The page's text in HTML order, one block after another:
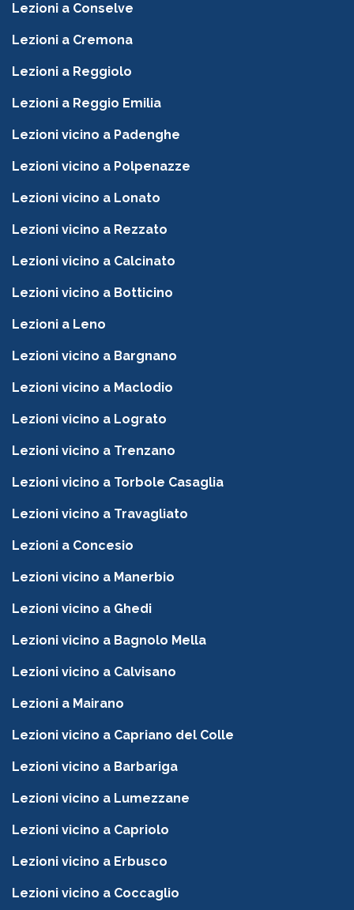
Lezioni a Conselve
Lezioni a Cremona
Lezioni a Reggiolo
Lezioni a Reggio Emilia
Lezioni vicino a Padenghe
Lezioni vicino a Polpenazze
Lezioni vicino a Lonato
Lezioni vicino a Rezzato
Lezioni vicino a Calcinato
Lezioni vicino a Botticino
Lezioni a Leno
Lezioni vicino a Bargnano
Lezioni vicino a Maclodio
Lezioni vicino a Lograto
Lezioni vicino a Trenzano
Lezioni vicino a Torbole Casaglia
Lezioni vicino a Travagliato
Lezioni a Concesio
Lezioni vicino a Manerbio
Lezioni vicino a Ghedi
Lezioni vicino a Bagnolo Mella
Lezioni vicino a Calvisano
Lezioni a Mairano
Lezioni vicino a Capriano del Colle
Lezioni vicino a Barbariga
Lezioni vicino a Lumezzane
Lezioni vicino a Capriolo
Lezioni vicino a Erbusco
Lezioni vicino a Coccaglio